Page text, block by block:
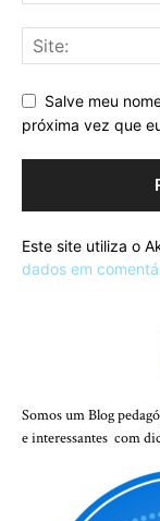
Salve meu
próxima vez que
Este site utiliza o
dados em
Somos um Blog
e interessantes com